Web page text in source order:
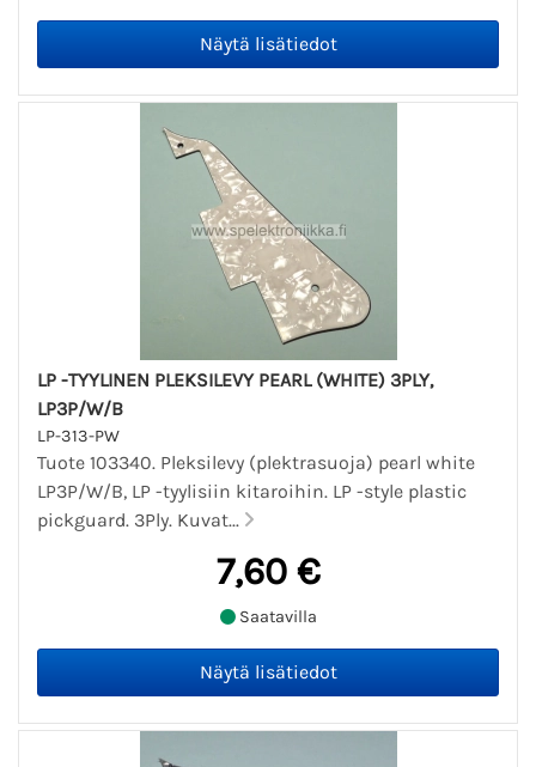
LP -TYYLINEN PLEKSILEVY PEARL (WHITE) 3PLY,
LP3P/W/B
LP-313-PW
Tuote 103340. Pleksilevy (plektrasuoja) pearl white
LP3P/W/B, LP -tyylisiin kitaroihin. LP -style plastic
pickguard. 3Ply. Kuvat...
7,60 €
Saatavilla